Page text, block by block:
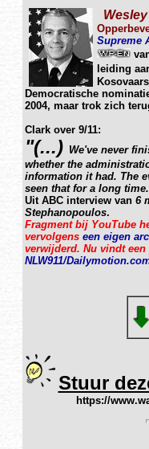
Supreme
leiding
Democratische
2004, maar trok zich
Clark over 9/11:
"(...) We've never
whether the
information it had. The
seen that for a long
Uit ABC interview van6
Stephanopoulos.
Fragment bij YouTube
vervolgens een eigen
verwijderd. Nu vindt
NLW911/
Stuur
https://